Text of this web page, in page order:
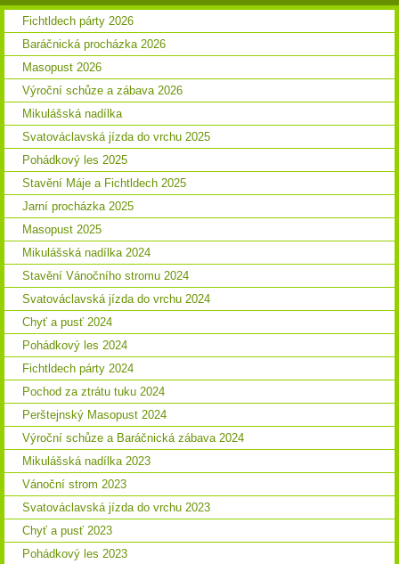
Fichtldech párty 2026
Baráčnická procházka 2026
Masopust 2026
Výroční schůze a zábava 2026
Mikulášská nadílka
Svatováclavská jízda do vrchu 2025
Pohádkový les 2025
Stavění Máje a Fichtldech 2025
Jarní procházka 2025
Masopust 2025
Mikulášská nadílka 2024
Stavění Vánočního stromu 2024
Svatováclavská jízda do vrchu 2024
Chyť a pusť 2024
Pohádkový les 2024
Fichtldech párty 2024
Pochod za ztrátu tuku 2024
Perštejnský Masopust 2024
Výroční schůze a Baráčnická zábava 2024
Mikulášská nadílka 2023
Vánoční strom 2023
Svatováclavská jízda do vrchu 2023
Chyť a pusť 2023
Pohádkový les 2023